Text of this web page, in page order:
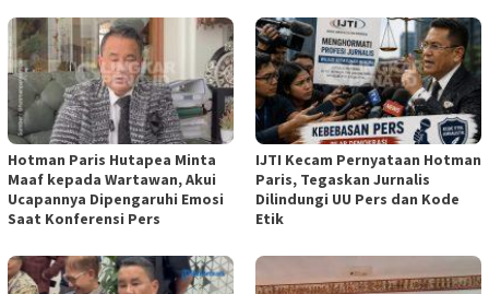
Hotman Paris Hutapea Minta
Maaf kepada Wartawan, Akui
Ucapannya Dipengaruhi Emosi
Saat Konferensi Pers
IJTI Kecam Pernyataan Hotman
Paris, Tegaskan Jurnalis
Dilindungi UU Pers dan Kode
Etik